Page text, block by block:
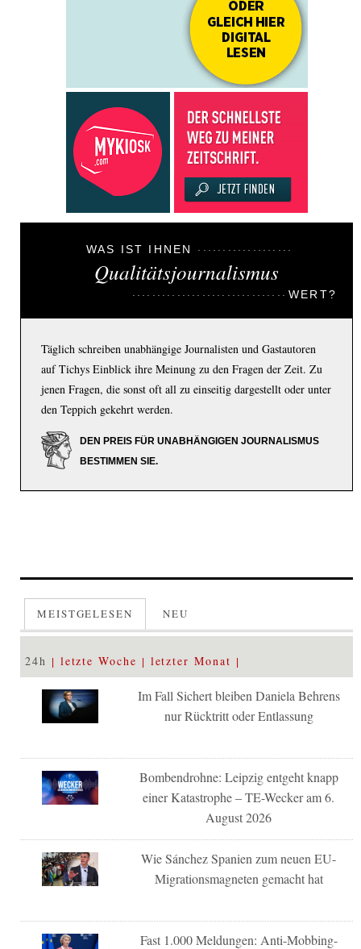
WAS IST IHNEN
Qualitätsjournalismus
WERT?
Täglich schreiben unabhängige Journalisten und Gastautoren
auf Tichys Einblick ihre Meinung zu den Fragen der Zeit. Zu
jenen Fragen, die sonst oft all zu einseitig dargestellt oder unter
den Teppich gekehrt werden.
DEN PREIS FÜR UNABHÄNGIGEN JOURNALISMUS
BESTIMMEN SIE.
MEISTGELESEN NEU
24h letzte Woche letzter Monat
Im Fall Sichert bleiben Daniela Behrens
nur Rücktritt oder Entlassung
Bombendrohne: Leipzig entgeht knapp
einer Katastrophe – TE-Wecker am 6.
August 2026
Wie Sánchez Spanien zum neuen EU-
Migrationsmagneten gemacht hat
Fast 1.000 Meldungen: Anti-Mobbing-